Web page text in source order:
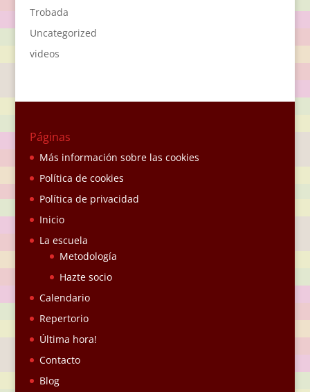
Trobada
Uncategorized
videos
Páginas
Más información sobre las cookies
Política de cookies
Política de privacidad
Inicio
La escuela
Metodología
Hazte socio
Calendario
Repertorio
Última hora!
Contacto
Blog